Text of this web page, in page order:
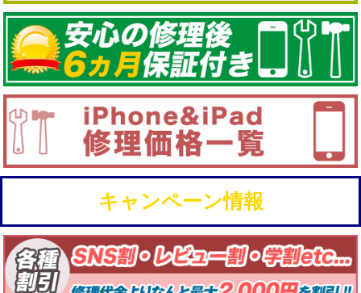
キャンペーン情報